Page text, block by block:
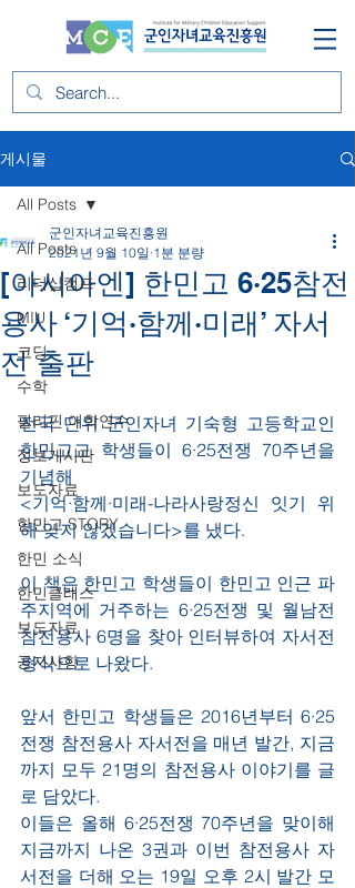
게시물
All Posts
리더십캠프
MIU
코딩
수학
필리핀 어학연수
정보게시판
보도자료
한민고 STORY
한민 소식
한민클래스
보도자료
공지사항
All Posts
[아시아엔] 한민고 6·25참전
용사 ‘기억·함께·미래’ 자서
전 출판
군인자녀교육진흥원
2021년 9월 10일 1분 분량
전국 단위 군인자녀 기숙형 고등학교인
한민고교 학생들이 6·25전쟁 70주년을
기념해
<기억·함께·미래-나라사랑정신 잇기 위
해 잊지 않겠습니다>를 냈다.
이 책은 한민고 학생들이 한민고 인근 파
주지역에 거주하는 6·25전쟁 및 월남전
참전용사 6명을 찾아 인터뷰하여 자서전
형식으로 나왔다.
앞서 한민고 학생들은 2016년부터 6·25
전쟁 참전용사 자서전을 매년 발간, 지금
까지 모두 21명의 참전용사 이야기를 글
로 담았다.
이들은 올해 6·25전쟁 70주년을 맞이해
지금까지 나온 3권과 이번 참전용사 자
서전을 더해 오는 19일 오후 2시 발간 모